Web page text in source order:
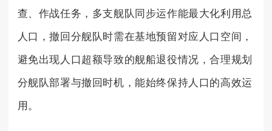
查、作战任务，多支舰队同步运作能最大化利用总
人口，撤回分舰队时需在基地预留对应人口空间，
避免出现人口超额导致的舰船退役情况，合理规划
分舰队部署与撤回时机，能始终保持人口的高效运
用。